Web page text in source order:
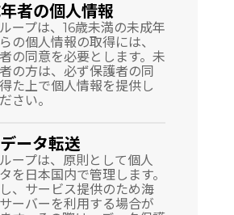
者の個人情報
ープは、16歳未満の未成年
の個人情報の取得には、
の同意を必要とします。未
の方は、必ず保護者の同
た上で個人情報を提供し
さい。
ータ転送
ープは、原則として個人
を日本国内で管理します。
、サービス提供のため海
ーバーを利用する場合が